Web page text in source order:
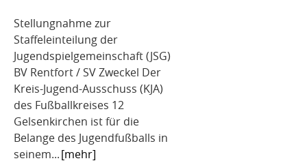
Stellungnahme zur
Staffeleinteilung der
Jugendspielgemeinschaft (JSG)
BV Rentfort / SV Zweckel Der
Kreis-Jugend-Ausschuss (KJA)
des Fußballkreises 12
Gelsenkirchen ist für die
Belange des Jugendfußballs in
seinem...[mehr]